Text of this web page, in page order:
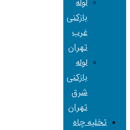
بازکنی
غرب
تهران
لوله
بازکنی
شرق
تهران
تخلیه چاه